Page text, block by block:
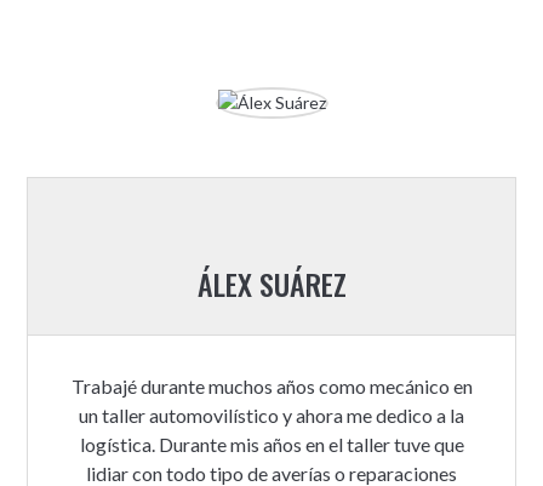
ÁLEX SUÁREZ
Trabajé durante muchos años como mecánico en
un taller automovilístico y ahora me dedico a la
logística. Durante mis años en el taller tuve que
lidiar con todo tipo de averías o reparaciones